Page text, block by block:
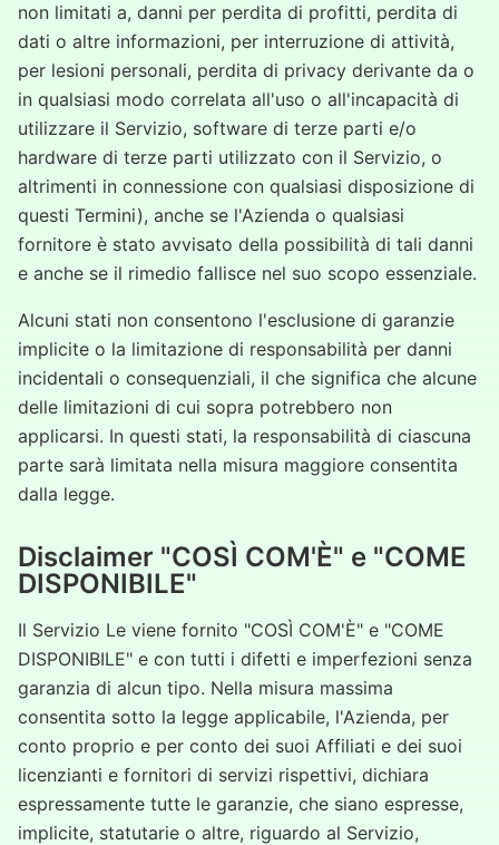
non limitati a, danni per perdita di profitti, perdita di
dati o altre informazioni, per interruzione di attività,
per lesioni personali, perdita di privacy derivante da o
in qualsiasi modo correlata all'uso o all'incapacità di
utilizzare il Servizio, software di terze parti e/o
hardware di terze parti utilizzato con il Servizio, o
altrimenti in connessione con qualsiasi disposizione di
questi Termini), anche se l'Azienda o qualsiasi
fornitore è stato avvisato della possibilità di tali danni
e anche se il rimedio fallisce nel suo scopo essenziale.
Alcuni stati non consentono l'esclusione di garanzie
implicite o la limitazione di responsabilità per danni
incidentali o consequenziali, il che significa che alcune
delle limitazioni di cui sopra potrebbero non
applicarsi. In questi stati, la responsabilità di ciascuna
parte sarà limitata nella misura maggiore consentita
dalla legge.
Disclaimer "COSÌ COM'È" e "COME
DISPONIBILE"
Il Servizio Le viene fornito "COSÌ COM'È" e "COME
DISPONIBILE" e con tutti i difetti e imperfezioni senza
garanzia di alcun tipo. Nella misura massima
consentita sotto la legge applicabile, l'Azienda, per
conto proprio e per conto dei suoi Affiliati e dei suoi
licenzianti e fornitori di servizi rispettivi, dichiara
espressamente tutte le garanzie, che siano espresse,
implicite, statutarie o altre, riguardo al Servizio,